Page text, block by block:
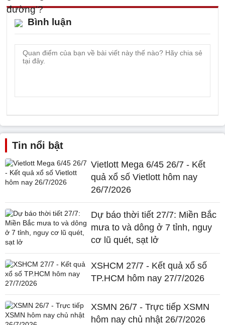
Bình luận
Tin nổi bật
Vietlott Mega 6/45 26/7 - Kết
quả xổ số Vietlott hôm nay
26/7/2026
Dự báo thời tiết 27/7: Miền Bắc
mưa to và dông ở 7 tỉnh, nguy
cơ lũ quét, sạt lở
XSHCM 27/7 - Kết quả xổ số
TP.HCM hôm nay 27/7/2026
XSMN 26/7 - Trực tiếp XSMN
hôm nay chủ nhật 26/7/2026